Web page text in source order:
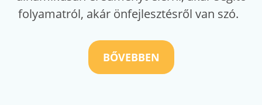
folyamatról, akár önfejlesztésről van szó.
BŐVEBBEN